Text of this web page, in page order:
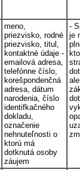
meno,
priezvisko, rodné
priezvisko, titul,
kontaktné údaje -
emailová adresa,
telefónne číslo,
korešpondenčná
adresa, dátum
narodenia, číslo
identifkačného
dokladu,
označenie
nehnuteľnosti o
ktorú má
dotknutá osoby
záujem
-
je